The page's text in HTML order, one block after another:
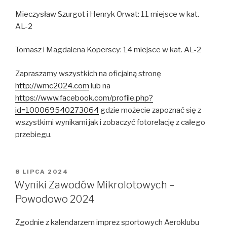
Mieczysław Szurgot i Henryk Orwat: 11 miejsce w kat.
AL-2
Tomasz i Magdalena Koperscy: 14 miejsce w kat. AL-2
Zapraszamy wszystkich na oficjalną stronę
http://wmc2024.com lub na
https://www.facebook.com/profile.php?
id=100069540273064 gdzie możecie zapoznać się z
wszystkimi wynikami jak i zobaczyć fotorelację z całego
przebiegu.
OPUBLIKOWANE
W
8 LIPCA 2024
Wyniki Zawodów Mikrolotowych –
Powodowo 2024
Zgodnie z kalendarzem imprez sportowych Aeroklubu